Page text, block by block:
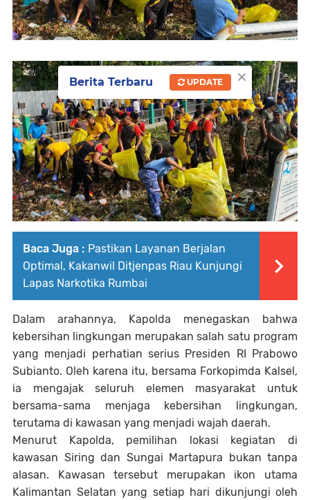
Baca Juga : Pastikan Layanan Berjalan
Optimal, Kakanwil Ditjenpas Riau Kunjungi
Lapas Narkotika Rumbai
Dalam arahannya, Kapolda menegaskan bahwa
kebersihan lingkungan merupakan salah satu program
yang menjadi perhatian serius Presiden RI Prabowo
Subianto. Oleh karena itu, bersama Forkopimda Kalsel,
ia mengajak seluruh elemen masyarakat untuk
bersama-sama menjaga kebersihan lingkungan,
terutama di kawasan yang menjadi wajah daerah.
Menurut Kapolda, pemilihan lokasi kegiatan di
kawasan Siring dan Sungai Martapura bukan tanpa
alasan. Kawasan tersebut merupakan ikon utama
Kalimantan Selatan yang setiap hari dikunjungi oleh
×
Berita Terbaru UPDATE